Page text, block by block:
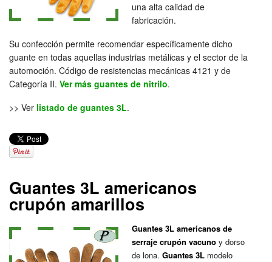
una alta calidad de
fabricación.
Su confección permite recomendar específicamente dicho
guante en todas aquellas industrias metálicas y el sector de la
automoción. Código de resistencias mecánicas 4121 y de
Categoría II. Ver más guantes de nitrilo.
>> Ver listado de guantes 3L.
Guantes 3L americanos
crupón amarillos
Guantes 3L americanos de
serraje crupón vacuno y dorso
de lona. Guantes 3L modelo